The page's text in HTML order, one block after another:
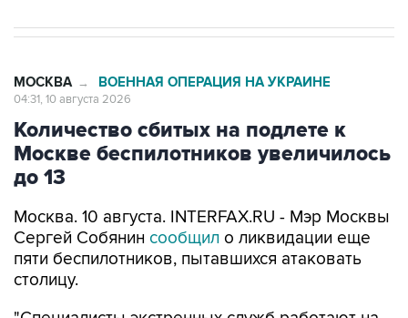
МОСКВА → ВОЕННАЯ ОПЕРАЦИЯ НА УКРАИНЕ
04:31, 10 августа 2026
Количество сбитых на подлете к
Москве беспилотников увеличилось
до 13
Москва. 10 августа. INTERFAX.RU - Мэр Москвы
Сергей Собянин сообщил о ликвидации еще
пяти беспилотников, пытавшихся атаковать
столицу.